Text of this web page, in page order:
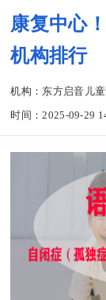
康复中心
机构排行
机构：东方启音儿
时间：2025-09-29